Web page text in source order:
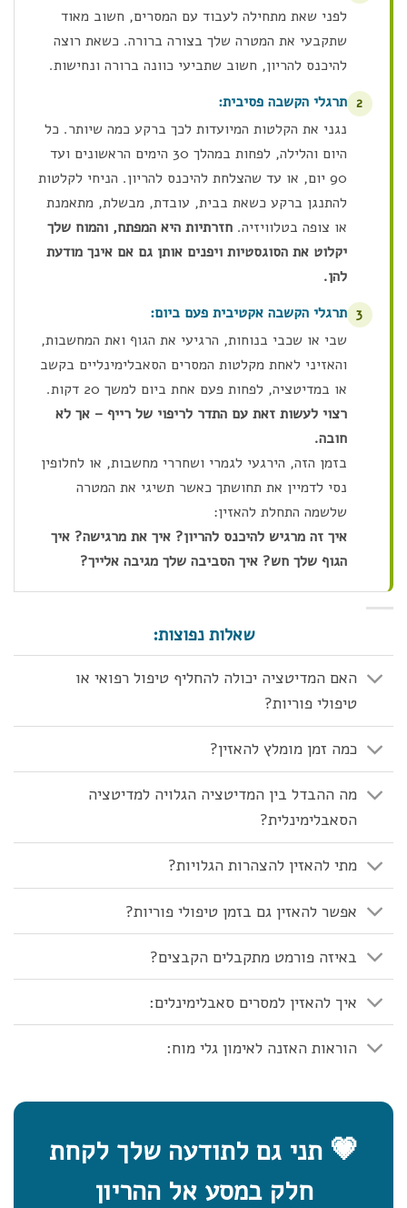
לפני שאת מתחילה לעבוד עם המסרים, חשוב מאוד
שתקבעי את המטרה שלך בצורה ברורה. כשאת רוצה
להיכנס להריון, חשוב שתביעי כוונה ברורה ונחישות.
2 תרגלי הקשבה פסיבית:
נגני את הקלטות המיועדות לכך ברקע כמה שיותר. כל
היום והלילה, לפחות במהלך 30 הימים הראשונים ועד
90 יום, או עד שהצלחת להיכנס להריון. הניחי לקלטות
להתנגן ברקע כשאת בבית, עובדת, מבשלת, מתאמנת
או צופה בטלוויזיה.חזרתיות היא המפתח, והמוח שלך
יקלוט את הסוגסטיות ויפנים אותן גם אם אינך מודעת
להן.
3 תרגלי הקשבה אקטיבית פעם ביום:
שבי או שכבי בנוחות, הרגיעי את הגוף ואת המחשבות,
והאזיני לאחת מקלטות המסרים הסאבלימינליים בקשב
או במדיטציה, לפחות פעם אחת ביום למשך 20 דקות.
רצוי לעשות זאת עם התדר לריפוי של רייף – אך לא
חובה.
בזמן הזה, הירגעי לגמרי ושחררי מחשבות, או לחלופין
נסי לדמיין את תחושתך כאשר תשיגי את המטרה
שלשמה התחלת להאזין:
איך זה מרגיש להיכנס להריון? איך את מרגישה? איך
הגוף שלך חש? איך הסביבה שלך מגיבה אלייך?
שאלות נפוצות:
האם המדיטציה יכולה להחליף טיפול רפואי או
טיפולי פוריות?
כמה זמן מומלץ להאזין?
מה ההבדל בין המדיטציה הגלויה למדיטציה
הסאבלימינלית?
מתי להאזין להצהרות הגלויות?
אפשר להאזין גם בזמן טיפולי פוריות?
באיזה פורמט מתקבלים הקבצים?
איך להאזין למסרים סאבלימינלים:
הוראות האזנה לאימון גלי מוח:
💗 תני גם לתודעה שלך לקחת
חלק במסע אל ההריון